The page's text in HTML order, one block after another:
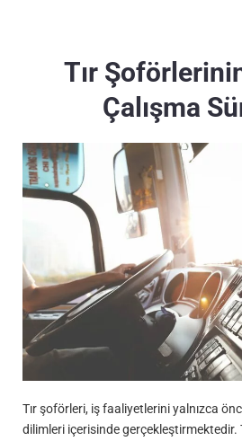
Tır
Çalışma
Tır şoförleri, iş faaliyetlerini yalnızca
dilimleri içerisinde gerçekleştirmektedir.